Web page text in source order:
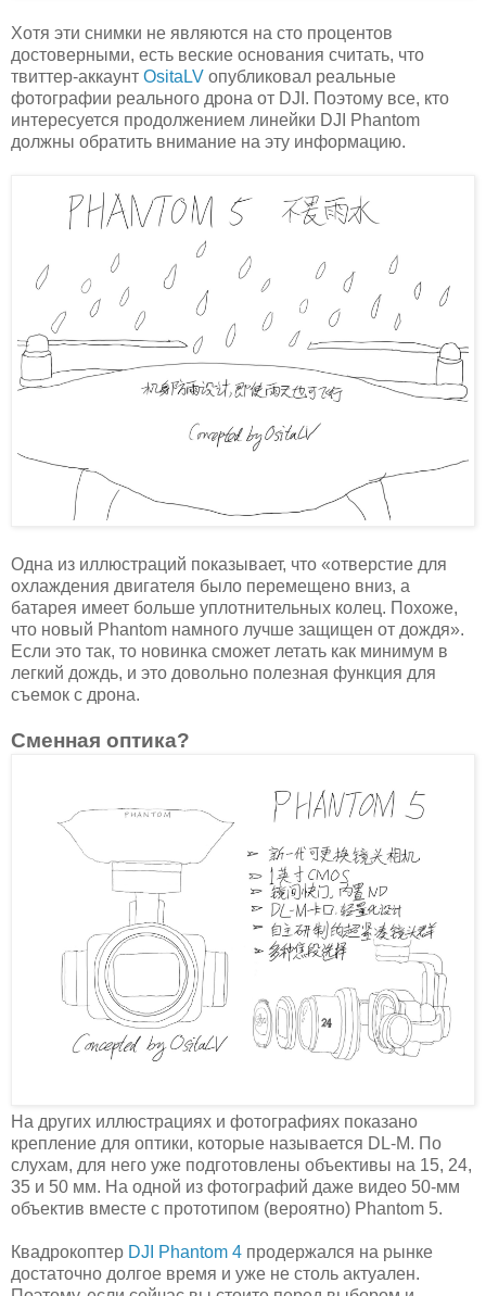
Хотя эти снимки не являются на сто процентов
достоверными, есть веские основания считать, что
твиттер-аккаунт OsitaLV опубликовал реальные
фотографии реального дрона от DJI. Поэтому все, кто
интересуется продолжением линейки DJI Phantom
должны обратить внимание на эту информацию.
Одна из иллюстраций показывает, что «отверстие для
охлаждения двигателя было перемещено вниз, а
батарея имеет больше уплотнительных колец. Похоже,
что новый Phantom намного лучше защищен от дождя».
Если это так, то новинка сможет летать как минимум в
легкий дождь, и это довольно полезная функция для
съемок с дрона.
Сменная оптика?
На других иллюстрациях и фотографиях показано
крепление для оптики, которые называется DL-M. По
слухам, для него уже подготовлены объективы на 15, 24,
35 и 50 мм. На одной из фотографий даже видео 50-мм
объектив вместе с прототипом (вероятно) Phantom 5.
Квадрокоптер DJI Phantom 4 продержался на рынке
достаточно долгое время и уже не столь актуален.